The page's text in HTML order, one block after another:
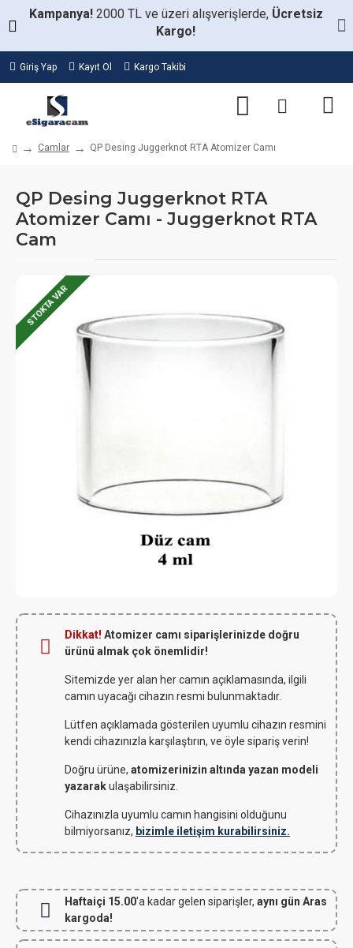
Kampanya! 2000 TL ve üzeri alışverişlerde, Ücretsiz
Kargo!
Giriş Yap Kayıt Ol Kargo Takibi
Camlar QP Desing Juggerknot RTA Atomizer Camı
QP Desing Juggerknot RTA
Atomizer Camı - Juggerknot RTA
Cam
STOKTA VAR
Dikkat! Atomizer camı siparişlerinizde doğru
ürünü almak çok önemlidir!
Sitemizde yer alan her camın açıklamasında, ilgili
camın uyacağı cihazın resmi bulunmaktadır.
Lütfen açıklamada gösterilen uyumlu cihazın resmini
kendi cihazınızla karşılaştırın, ve öyle sipariş verin!
Doğru ürüne, atomizerinizin altında yazan modeli
yazarakulaşabilirsiniz.
Cihazınızla uyumlu camın hangisini olduğunu
bilmiyorsanız, bizimle iletişim kurabilirsiniz.
Haftaiçi 15.00'a kadar gelen siparişler, aynı gün Aras
kargoda!